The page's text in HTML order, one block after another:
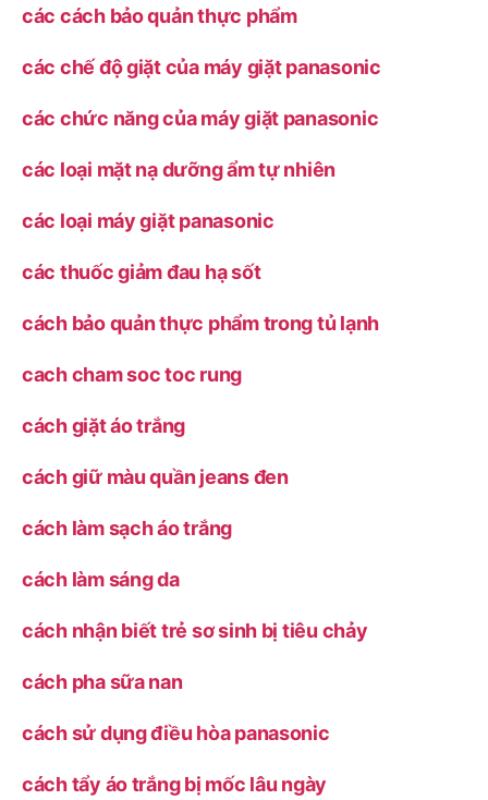
các cách bảo quản thực phẩm
các chế độ giặt của máy giặt panasonic
các chức năng của máy giặt panasonic
các loại mặt nạ dưỡng ẩm tự nhiên
các loại máy giặt panasonic
các thuốc giảm đau hạ sốt
cách bảo quản thực phẩm trong tủ lạnh
cach cham soc toc rung
cách giặt áo trắng
cách giữ màu quần jeans đen
cách làm sạch áo trắng
cách làm sáng da
cách nhận biết trẻ sơ sinh bị tiêu chảy
cách pha sữa nan
cách sử dụng điều hòa panasonic
cách tẩy áo trắng bị mốc lâu ngày